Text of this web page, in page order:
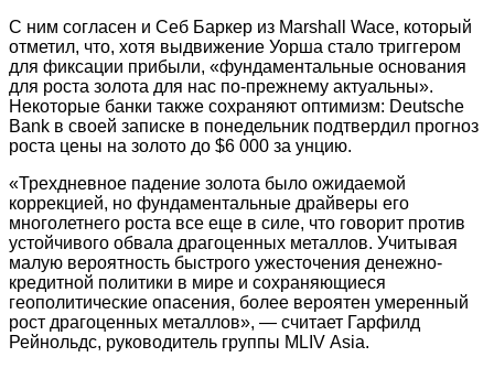
С ним согласен и Себ Баркер из Marshall Wace, который
отметил, что, хотя выдвижение Уорша стало триггером
для фиксации прибыли, «фундаментальные основания
для роста золота для нас по-прежнему актуальны».
Некоторые банки также сохраняют оптимизм: Deutsche
Bank в своей записке в понедельник подтвердил прогноз
роста цены на золото до $6 000 за унцию.
«Трехдневное падение золота было ожидаемой
коррекцией, но фундаментальные драйверы его
многолетнего роста все еще в силе, что говорит против
устойчивого обвала драгоценных металлов. Учитывая
малую вероятность быстрого ужесточения денежно-
кредитной политики в мире и сохраняющиеся
геополитические опасения, более вероятен умеренный
рост драгоценных металлов», — считает Гарфилд
Рейнольдс, руководитель группы MLIV Asia.